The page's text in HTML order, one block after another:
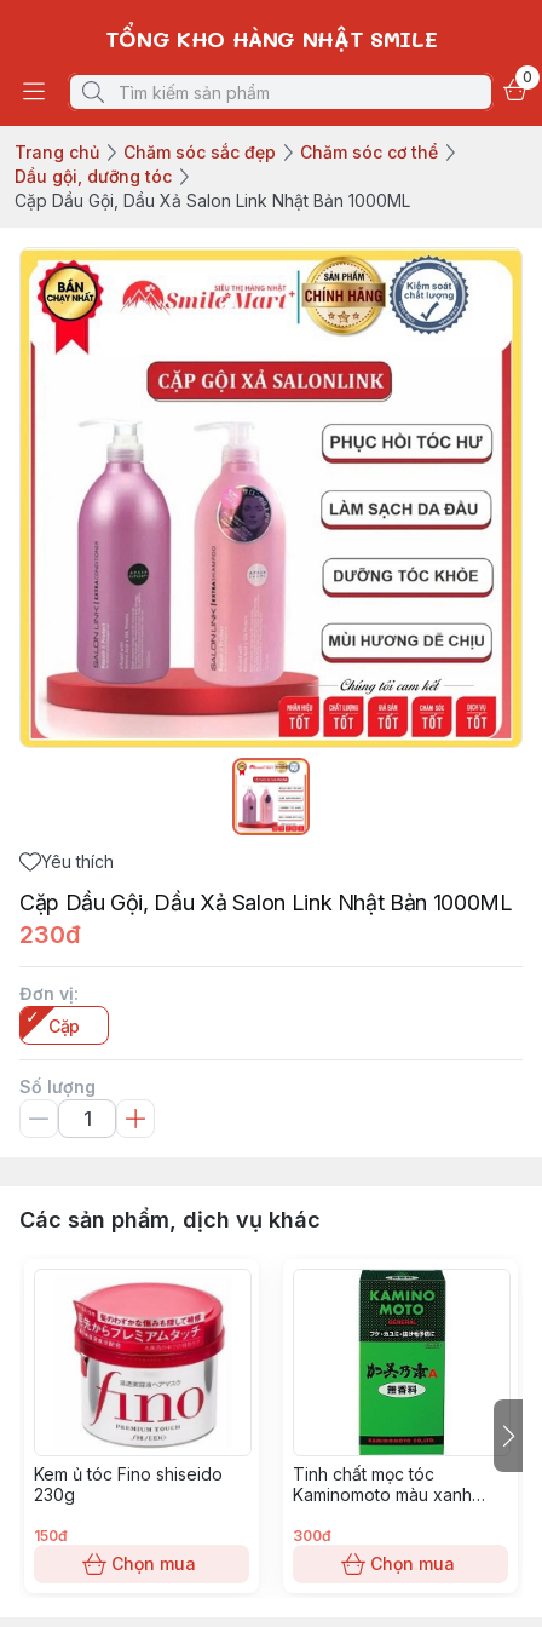
TỔNG KHO HÀNG NHẬT SMILE
0
Trang chủ Chăm sóc sắc đẹp
Chăm sóc cơ thể
Dầu gội, dưỡng tóc
Cặp Dầu Gội, Dầu Xả Salon Link Nhật Bản 1000ML
Yêu thích
Cặp Dầu Gội, Dầu Xả Salon Link Nhật Bản 1000ML
230đ
Đơn vị:
Cặp
Số lượng
Các sản phẩm, dịch vụ khác
Kem ủ tóc Fino shiseido
230g
150đ
Chọn mua
Tinh chất mọc tóc
Kaminomoto màu xanh
300đ
Chọn mua